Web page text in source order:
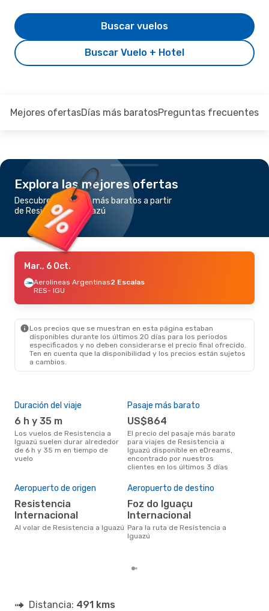
Buscar Vuelo + Hotel
Buscar vuelos
Mejores ofertasDías más baratosPreguntas frecuentes
Explora las mejores ofertas
Descubre los vuelos más baratos a partir
de Resistencia a Iguazú
Mar., 6 Oct.
Aerolineas Argentinas2 Escalas
RES- IGU
Los precios que se muestran en esta página estaban
disponibles durante los últimos 20 días para los periodos
especificados y no deben considerarse el precio final ofrecido.
Ten en cuenta que la disponibilidad y los precios están sujetos
a cambios.
Duración del viaje
6 h y 35 m
Los vuelos de Resistencia a
Iguazú suelen durar alrededor
de 6 h y 35 m en tiempo de
vuelo
Pasaje más barato
US$864
El precio del pasaje más barato
para viajes de Resistencia a
Iguazú disponible en eDreams,
encontrado por nuestros
clientes en los últimos 3 días
Aeropuerto de origen
Resistencia
Internacional
Al volar de Resistencia a Iguazú
Aeropuerto de destino
Foz do Iguaçu
Internacional
Para la ruta de Resistencia a
Iguazú
Distancia: 491 kms